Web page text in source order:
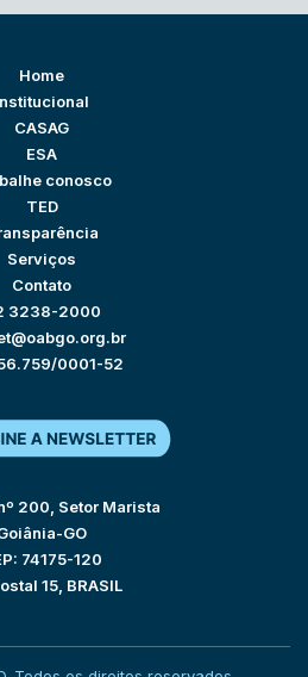
Home
CASAG
ESA
conosco
TED
Serviços
Contato
3238-2000
0001-52
200, Setor Marista
GO
74175-120
15, BRASIL